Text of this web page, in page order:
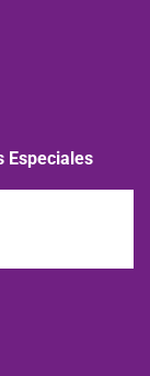
Especiales